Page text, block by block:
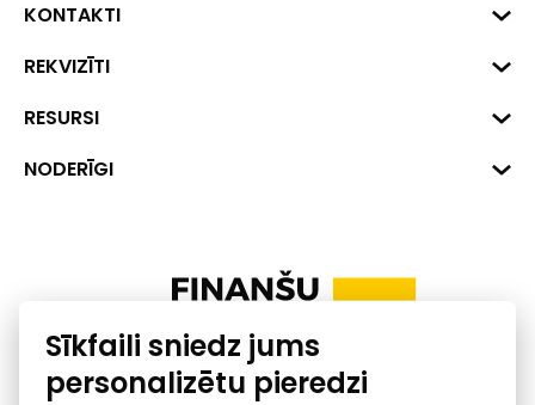
KONTAKTI
Biznesa centrs "VERDE" Roberta
1045
+371 287 18175
REKVIZĪTI
Reģ. Nr. 40008002175
Banka: SEB Banka
RESURSI
Dati
Uzņēmumu kredītspējas kalkulators
NODERĪGI
Ombuds
Sīkfaili sniedz jums
personalizētu pieredzi